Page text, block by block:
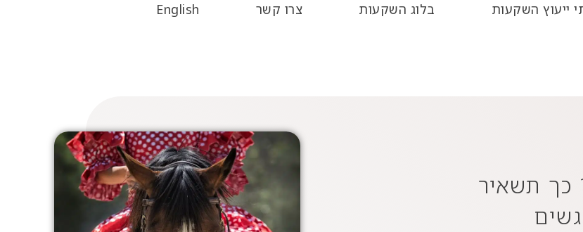
ייעוץ השקעות בלוג השקעות צרו קשר English
כך תשאיר